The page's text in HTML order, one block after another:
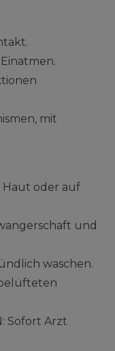
mit
Haut oder auf
und
waschen.
Sofort Arzt